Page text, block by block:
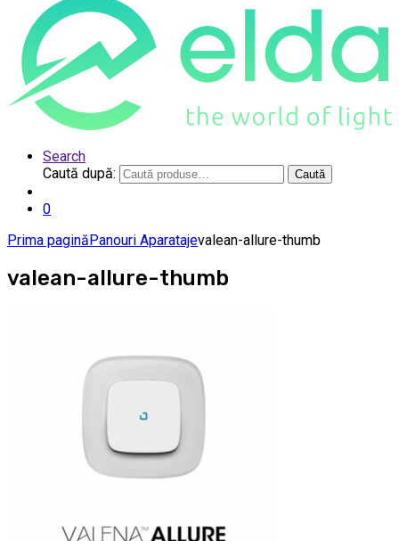
Search
Caută după:
Caută
0
Prima paginăPanouri Aparatajevalean-allure-thumb
valean-allure-thumb